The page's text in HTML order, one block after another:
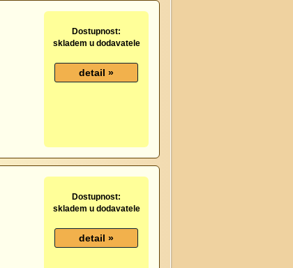
Dostupnost:
skladem u dodavatele
Dostupnost:
skladem u dodavatele